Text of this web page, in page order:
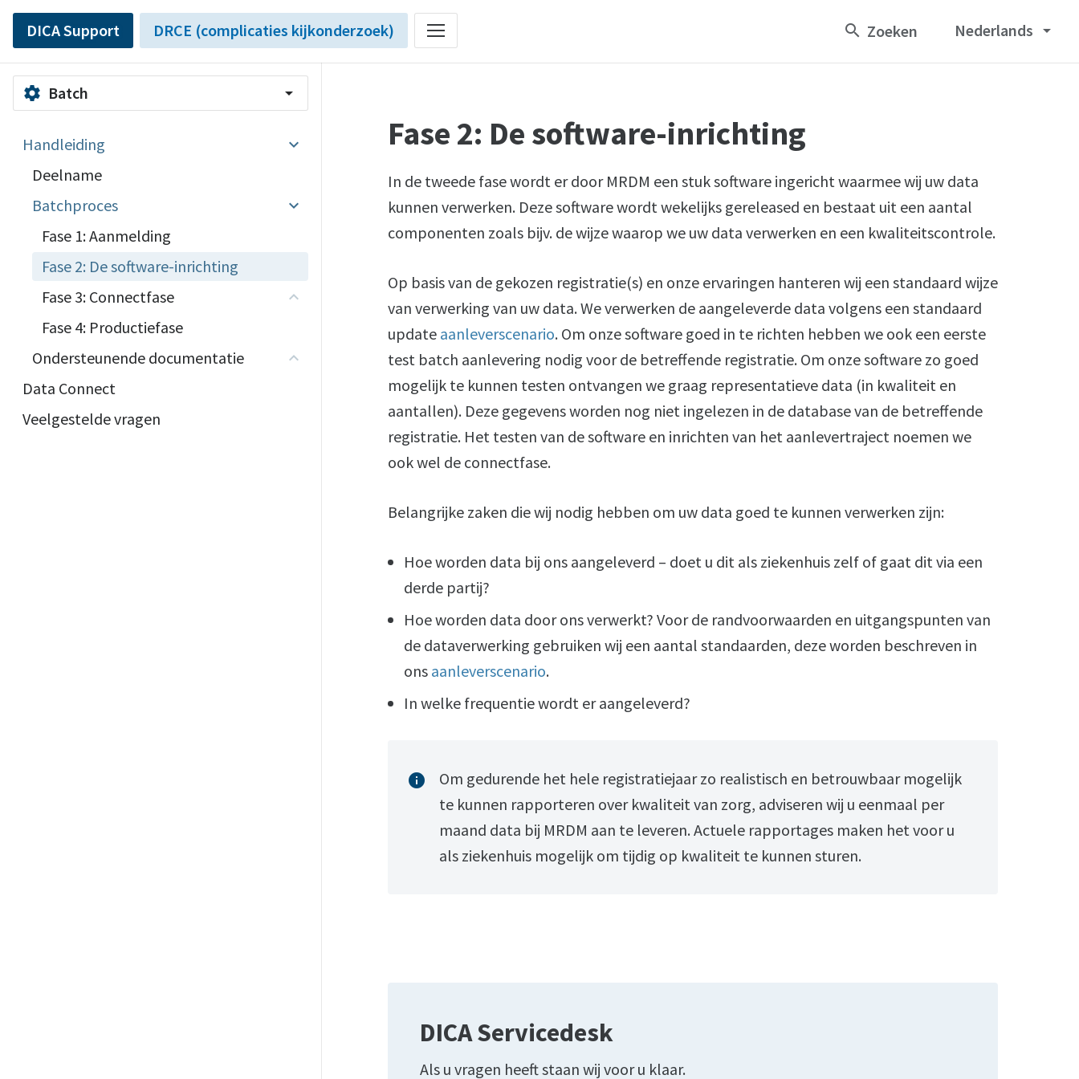
DICA Support DRCE (complicaties kijkonderzoek) Nederlands arrow_drop_down
settings Batch arrow_drop_down
Handleiding
Deelname
Batchproces
Fase 1: Aanmelding
Fase 2: De software-inrichting
Fase 3: Connectfase
Fase 4: Productiefase
Ondersteunende documentatie
Data Connect
Veelgestelde vragen
Fase 2: De software-inrichting
In de tweede fase wordt er door MRDM een stuk software ingericht waarmee wij uw data
kunnen verwerken. Deze software wordt wekelijks gereleased en bestaat uit een aantal
componenten zoals bijv. de wijze waarop we uw data verwerken en een kwaliteitscontrole.
Op basis van de gekozen registratie(s) en onze ervaringen hanteren wij een standaard wijze
van verwerking van uw data. We verwerken de aangeleverde data volgens een standaard
update aanleverscenario. Om onze software goed in te richten hebben we ook een eerste
test batch aanlevering nodig voor de betreffende registratie. Om onze software zo goed
mogelijk te kunnen testen ontvangen we graag representatieve data (in kwaliteit en
aantallen). Deze gegevens worden nog niet ingelezen in de database van de betreffende
registratie. Het testen van de software en inrichten van het aanlevertraject noemen we
ook wel de connectfase.
Belangrijke zaken die wij nodig hebben om uw data goed te kunnen verwerken zijn:
Hoe worden data bij ons aangeleverd – doet u dit als ziekenhuis zelf of gaat dit via een
derde partij?
Hoe worden data door ons verwerkt? Voor de randvoorwaarden en uitgangspunten van
de dataverwerking gebruiken wij een aantal standaarden, deze worden beschreven in
ons aanleverscenario.
In welke frequentie wordt er aangeleverd?
info
Om gedurende het hele registratiejaar zo realistisch en betrouwbaar mogelijk
te kunnen rapporteren over kwaliteit van zorg, adviseren wij u eenmaal per
maand data bij MRDM aan te leveren. Actuele rapportages maken het voor u
als ziekenhuis mogelijk om tijdig op kwaliteit te kunnen sturen.
DICA Servicedesk
Als u vragen heeft staan wij voor u klaar.